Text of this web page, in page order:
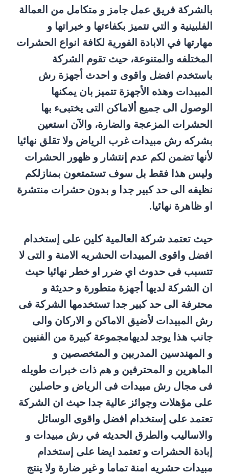
بالشركة فريق عمل جامز و متكامل من العمالة
الفلبينية و التي تتميز بكفاءتها و خبراتها و
مهارتها في الابادة الفورية لكافة انواع الحشرات
المختلفه والمتنوعة، حيث تقوم الشركة
باستخدم افضل واقوى و احدث أجهزة رش
المبيدات وهذه الأجهزة تتميز بان يمكنها
الوصول الى جميع ألاماكن التى يختبىء بها
الحشرات المزعجة والضارة، والآن استعين
بشركه رش مبيدات غرب الرياض ولا تقلق نهائيا
لأنها تضمن لكم عدم إنتشار و ظهور الحشرات
وليس هذا فقط بل سوف تستمتعون بمنازلكم
نظيفه الى حد كبير جدا و بدون حشرات منتشرة
او ظاهرة نهائيا.
حيث تعتمد شركة العالمية كلين على إستخدام
افضل واقوى المبيدات الحشريه الامنة و التى لا
تتسبب فى حدوث اي ضرر او خطر نهائيا حيث
ان الشركة لديها أجهزة متطورة و حديثة و
محترفة الى حد كبير جدا تستخدمها الشركة فى
رش المبيدات لأضيق الاماكن و الاركان والى
جانب هذا يوجد لديهامجموعة كبيرة من الفنيين
و المهندسين المدربين و المتخصصين و
الماهرين و المحترفين و هم ذات خبرات طويله
فى مجال رش مبيدات فى الرياض و حاصلين
على مؤهلات وجوائز عالية جدا حيث ان الشركة
تعتمد على إستخدام افضل واقوى الوسائل
والاساليب والطرق الحديثه في رش مبيدات و
إبادة الحشرات و تعتمد ايضا على إستخدام
مبيدات حشريه امنة تماما و غير ضارة ولا ينتج